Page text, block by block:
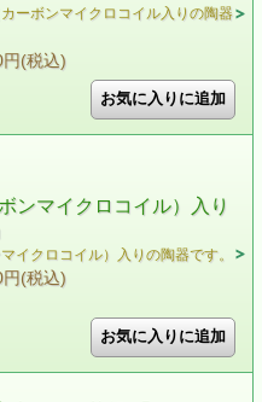
ーボンマイクロコイル入りの陶器
(税込)
ンマイクロコイル）入り
イクロコイル）入りの陶器です。
(税込)